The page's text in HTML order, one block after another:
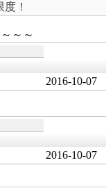
！
～～
2016-10-07
2016-10-07